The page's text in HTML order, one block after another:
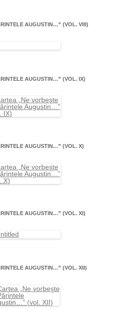
AUGUSTIN…” (VOL. VIII)
AUGUSTIN…” (VOL. IX)
AUGUSTIN…” (VOL. X)
AUGUSTIN…” (VOL. XI)
AUGUSTIN…” (VOL. XII)